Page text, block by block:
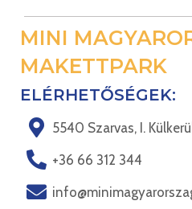
MINI
MAKETTPARK
ELÉRHETŐSÉGEK:
5540 Szarvas, I.
+36 66 312 344